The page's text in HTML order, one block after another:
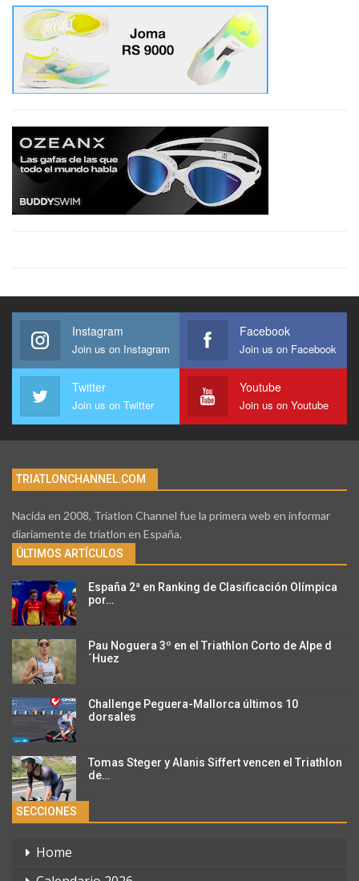
Instagram
Join us on Instagram
Facebook
Join us on Facebook
Twitter
Join us on Twitter
Youtube
Join us on Youtube
TRIATLONCHANNEL.COM
Nacida en 2008, Triatlon Channel fue la primera web en informar
diariamente de triatlon en España.
ÚLTIMOS ARTÍCULOS
España 2ª en Ranking de Clasificación Olímpica
por…
Pau Noguera 3º en el Triathlon Corto de Alpe d
´Huez
Challenge Peguera-Mallorca últimos 10
dorsales
Tomas Steger y Alanis Siffert vencen el Triathlon
de…
SECCIONES
Home